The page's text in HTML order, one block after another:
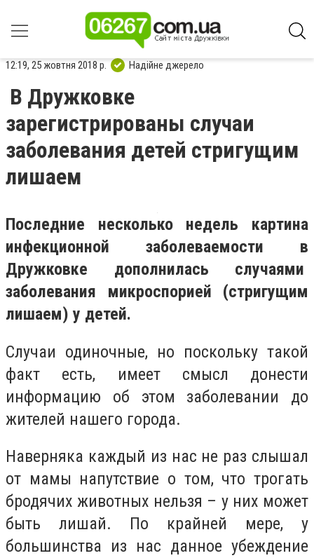
12:19, 25 жовтня 2018 р. Надійне джерело
В Дружковке
зарегистрированы случаи
заболевания детей стригущим
лишаем
Последние несколько недель картина
инфекционной заболеваемости в
Дружковке дополнилась случаями
заболевания микроспорией (стригущим
лишаем) у детей.
Случаи одиночные, но поскольку такой
факт есть, имеет смысл донести
информацию об этом заболевании до
жителей нашего города.
Наверняка каждый из нас не раз слышал
от мамы напутствие о том, что трогать
бродячих животных нельзя – у них может
быть лишай. По крайней мере, у
большинства из нас данное убеждение